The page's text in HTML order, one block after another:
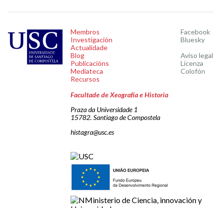
Membros
Investigación
Actualidade
Blog
Publicacións
Mediateca
Recursos
Facebook
Bluesky
Aviso legal
Licenza
Colofón
Facultade de Xeografía e Historia
Praza da Universidade 1
15782. Santiago de Compostela
histagra@usc.es